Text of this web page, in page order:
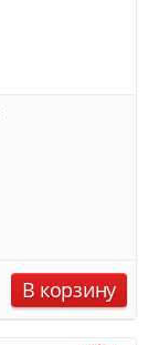
В корзину